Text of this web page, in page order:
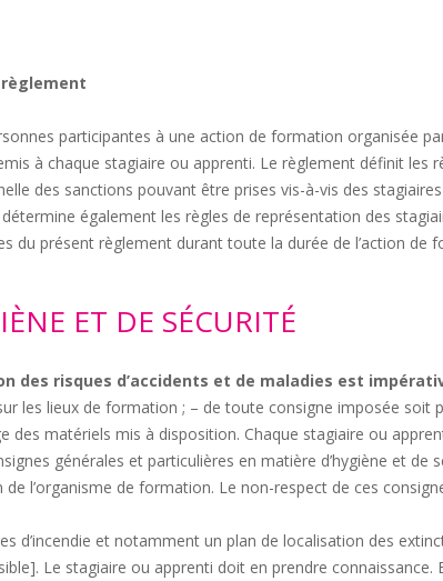
participantes à une action de formation organisée
à chaque stagiaire ou apprenti. Le règlement définit les
des sanctions pouvant être prises vis-à-vis des
également les règles de représentation des
du présent règlement durant toute la durée de l’action de
ET DE SÉCURITÉ
des risques d’accidents et de maladies est
les lieux de formation ; – de toute consigne imposée
des matériels mis à disposition. Chaque stagiaire ou
générales et particulières en matière d’hygiène et de
l’organisme de formation. Le non-respect de ces
d’incendie et notamment un plan de localisation des
Le stagiaire ou apprenti doit en prendre